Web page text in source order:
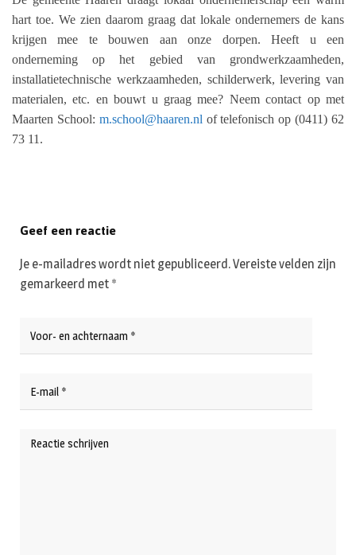
hart toe. We zien daarom graag dat lokale ondernemers de kans
krijgen mee te bouwen aan onze dorpen. Heeft u een
onderneming op het gebied van grondwerkzaamheden,
installatietechnische werkzaamheden, schilderwerk, levering van
materialen, etc. en bouwt u graag mee? Neem contact op met
Maarten School: m.school@haaren.nl of telefonisch op (0411) 62
73 11.
Geef een reactie
Je e-mailadres wordt niet gepubliceerd.Vereiste velden zijn
gemarkeerd met *